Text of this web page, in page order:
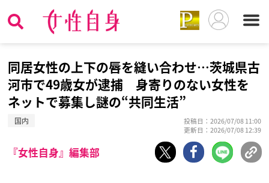
同居女性の上下の唇を縫い合わせ…茨城県古
河市で49歳女が逮捕 身寄りのない女性を
ネットで募集し謎の“共同生活”
国内
投稿日：2026/07/08 11:00
更新日：2026/07/08 12:39
『女性自身』編集部